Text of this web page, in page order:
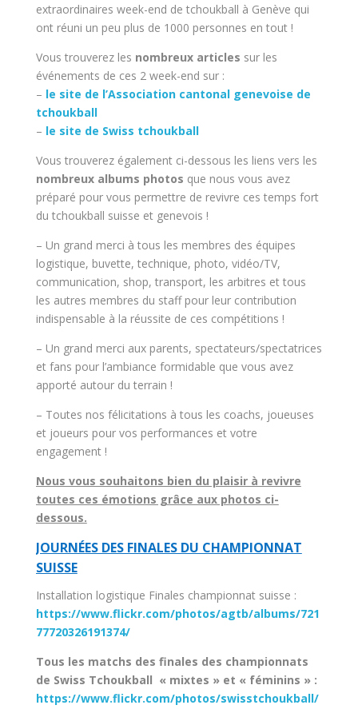
extraordinaires week-end de tchoukball à Genève qui
ont réuni un peu plus de 1000 personnes en tout !
Vous trouverez les nombreux articles sur les
événements de ces 2 week-end sur :
– le site de l’Association cantonal genevoise de
tchoukball
– le site de Swiss tchoukball
Vous trouverez également ci-dessous les liens vers les
nombreux albums photos que nous vous avez
préparé pour vous permettre de revivre ces temps fort
du tchoukball suisse et genevois !
– Un grand merci à tous les membres des équipes
logistique, buvette, technique, photo, vidéo/TV,
communication, shop, transport, les arbitres et tous
les autres membres du staff pour leur contribution
indispensable à la réussite de ces compétitions !
– Un grand merci aux parents, spectateurs/spectatrices
et fans pour l’ambiance formidable que vous avez
apporté autour du terrain !
– Toutes nos félicitations à tous les coachs, joueuses
et joueurs pour vos performances et votre
engagement !
Nous vous souhaitons bien du plaisir à revivre
toutes ces émotions grâce aux photos ci-
dessous.
JOURNÉES DES FINALES DU CHAMPIONNAT
SUISSE
Installation logistique Finales championnat suisse :
https://www.flickr.com/photos/agtb/albums/721
77720326191374/
Tous les matchs des finales des championnats
de Swiss Tchoukball « mixtes » et « féminins » :
https://www.flickr.com/photos/swisstchoukball/